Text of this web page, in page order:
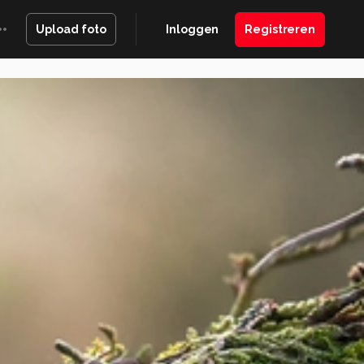
Upload foto Inloggen Registreren